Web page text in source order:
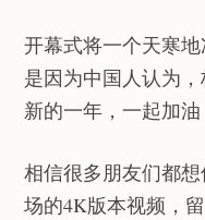
开幕式将一个天寒
是因为中国人认为，
新的一年，一起加油
相信很多朋友们都
场的4K版本视频，留